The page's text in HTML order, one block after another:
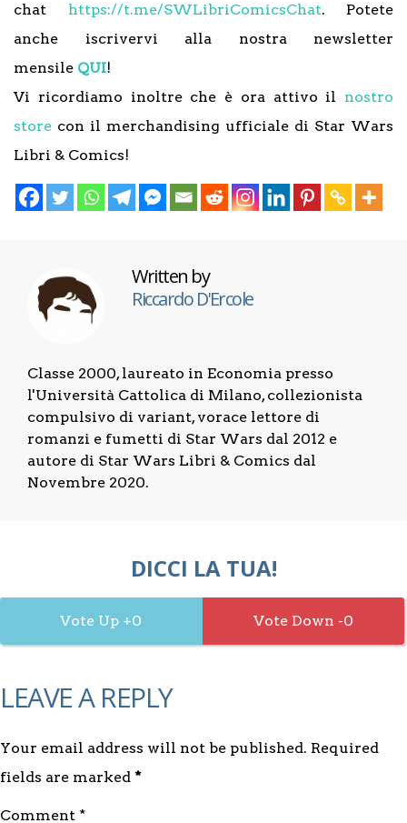
chat https://t.me/SWLibriComicsChat. Potete
anche iscrivervi alla nostra newsletter
mensile QUI!
Vi ricordiamo inoltre che è ora attivo il nostro
store con il merchandising ufficiale di Star Wars
Libri & Comics!
Written by
Riccardo D'Ercole
Classe 2000, laureato in Economia presso
l'Università Cattolica di Milano, collezionista
compulsivo di variant, vorace lettore di
romanzi e fumetti di Star Wars dal 2012 e
autore di Star Wars Libri & Comics dal
Novembre 2020.
DICCI LA TUA!
0 0
LEAVE A REPLY
Your email address will not be published. Required
fields are marked *
Comment *